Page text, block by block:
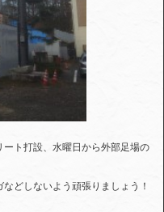
ト打設、水曜日から外部足場の
どしないよう頑張りましょう！